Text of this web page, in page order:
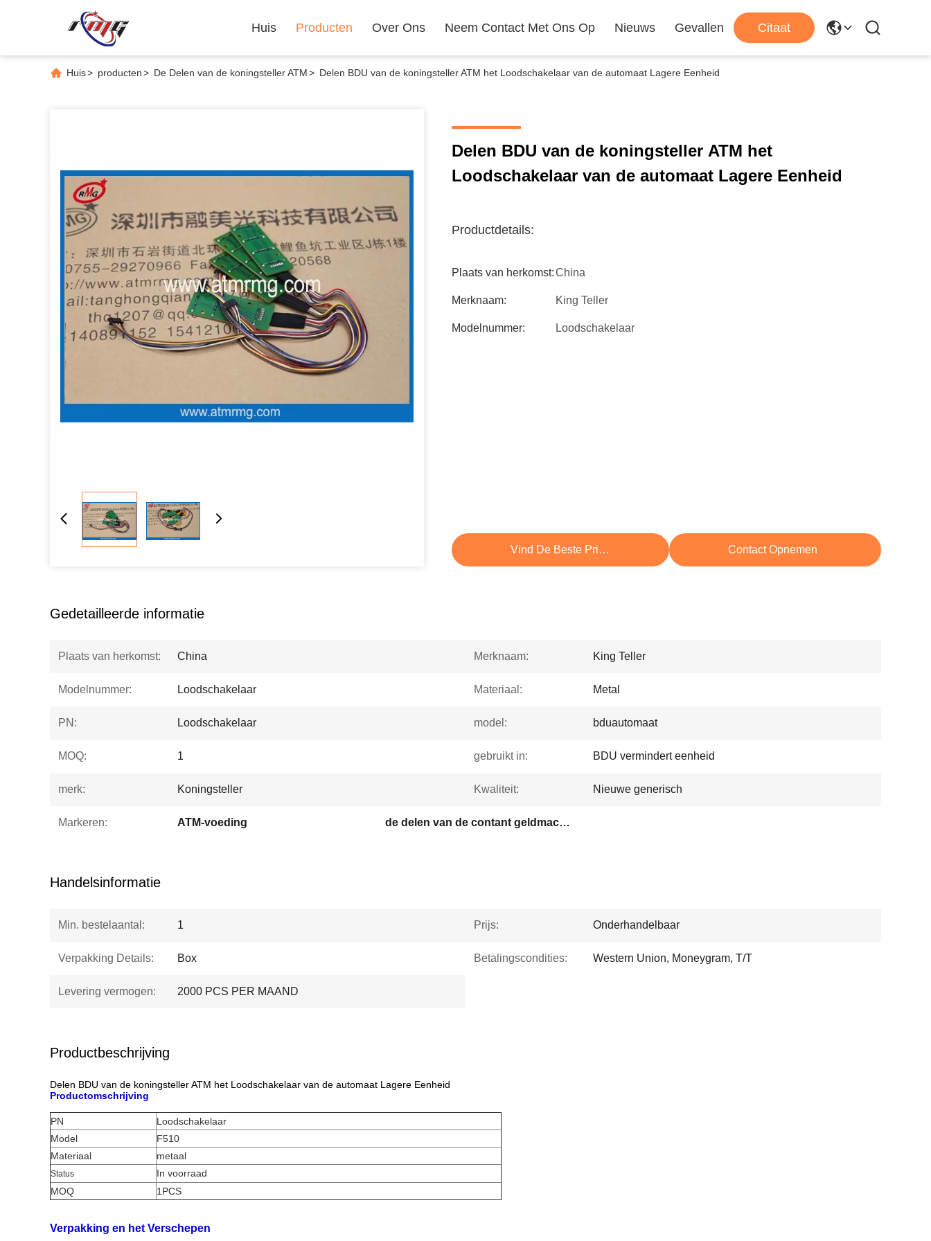
Huis Producten Over Ons Neem Contact Met Ons Op Nieuws Gevallen Citaat
Huis> producten> De Delen van de koningsteller ATM> Delen BDU van de koningsteller ATM het Loodschakelaar van de automaat Lagere Eenheid
Delen BDU van de koningsteller ATM het
Loodschakelaar van de automaat Lagere Eenheid
Productdetails:
Plaats van herkomst:China
Merknaam: King Teller
Modelnummer: Loodschakelaar
Vind De Beste Prijs Contact Opnemen
Gedetailleerde informatie
Plaats van herkomst: China Merknaam: King Teller
Modelnummer: Loodschakelaar Materiaal: Metal
PN: Loodschakelaar model: bduautomaat
MOQ: 1 gebruikt in: BDU vermindert eenheid
merk: Koningsteller Kwaliteit: Nieuwe generisch
Markeren: ATM-voeding de delen van de contant geldmachine
Handelsinformatie
Min. bestelaantal: 1 Prijs: Onderhandelbaar
Verpakking Details: Box Betalingscondities: Western Union, Moneygram, T/T
Levering vermogen: 2000 PCS PER MAAND
Productbeschrijving
Delen BDU van de koningsteller ATM het Loodschakelaar van de automaat Lagere Eenheid
Productomschrijving
PN
Loodschakelaar
Model
F510
Materiaal
metaal
Status
In voorraad
MOQ
1PCS
Verpakking en het Verschepen